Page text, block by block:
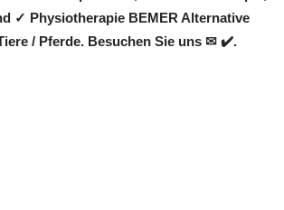
✓ Physiotherapie BEMER Alternative
/ Pferde. Besuchen Sie uns ✉ ✔️.